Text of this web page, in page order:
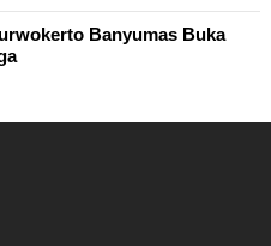
Banyumas Buka